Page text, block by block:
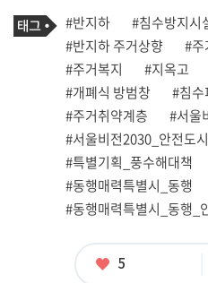
기
사
관
련
태
그
태
그
#반지하 #침수방지시
#반지하 주거상향
#주
#주거복지
#지옥고
#개폐식 방범창
#침수
#주거취약계층
#서울
#서울비전2030_안전도
#특별기획_풍수해대책
#동행매력특별시_동행
#동행매력특별시_동행_
좋
5